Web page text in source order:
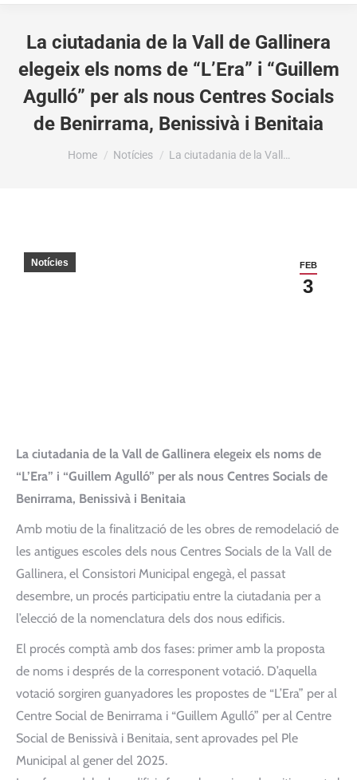
La ciutadania de la Vall de Gallinera
elegeix els noms de “L’Era” i “Guillem
Agulló” per als nous Centres Socials
de Benirrama, Benissivà i Benitaia
You are here:
Home Notícies La ciutadania de la Vall…
FEB
3
Notícies
La ciutadania de la Vall de Gallinera elegeix els noms de
“L’Era” i “Guillem Agulló” per als nous Centres Socials de
Benirrama, Benissivà i Benitaia
Amb motiu de la finalització de les obres de remodelació de
les antigues escoles dels nous Centres Socials de la Vall de
Gallinera, el Consistori Municipal engegà, el passat
desembre, un procés participatiu entre la ciutadania per a
l’elecció de la nomenclatura dels dos nous edificis.
El procés comptà amb dos fases: primer amb la proposta
de noms i després de la corresponent votació. D’aquella
votació sorgiren guanyadores les propostes de “L’Era” per al
Centre Social de Benirrama i “Guillem Agulló” per al Centre
Social de Benissivà i Benitaia, sent aprovades pel Ple
Municipal al gener del 2025.